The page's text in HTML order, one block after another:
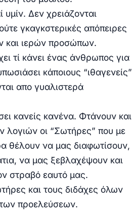
υμίν. Δεν χρειάζονται
γκαγκστερικές απόπειρες
και ιερών προσώπων.
τί κάνει ένας άνθρωπος για
κάποιους “ιθαγενείς”
απο γυαλιστερά
κανείς κανένα. Φτάνουν και
λογιών οι “Σωτήρες” που με
θέλουν να μας διαφωτίσουν,
να μας ξεβλαχέψουν και
στραβό εαυτό μας.
και τους διδάχες όλων
προελεύσεων.